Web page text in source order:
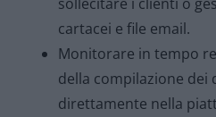
cartacei e file email.
Monitorare in tempo
della compilazione dei
direttamente nella